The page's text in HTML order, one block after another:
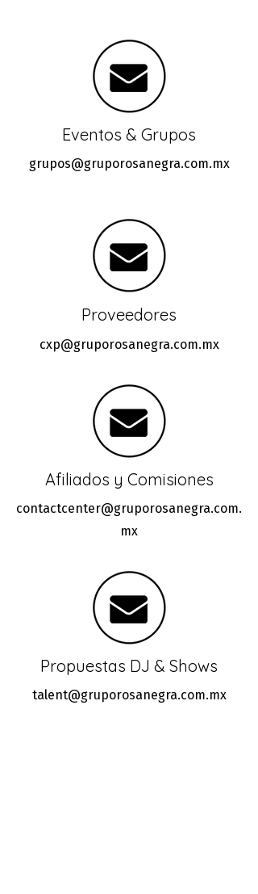
Eventos & Grupos
grupos@gruporosanegra.com.mx
Proveedores
cxp@gruporosanegra.com.mx
Afiliados y Comisiones
contactcenter@gruporosanegra.com.
mx
Propuestas DJ & Shows
talent@gruporosanegra.com.mx